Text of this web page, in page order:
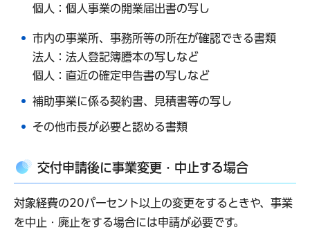
個人：個人事業の開業届出書の写し
市内の事業所、事務所等の所在が確認できる書類
法人：法人登記簿謄本の写しなど
個人：直近の確定申告書の写しなど
補助事業に係る契約書、見積書等の写し
その他市長が必要と認める書類
交付申請後に事業変更・中止する場合
対象経費の20パーセント以上の変更をするときや、事業
を中止・廃止をする場合には申請が必要です。